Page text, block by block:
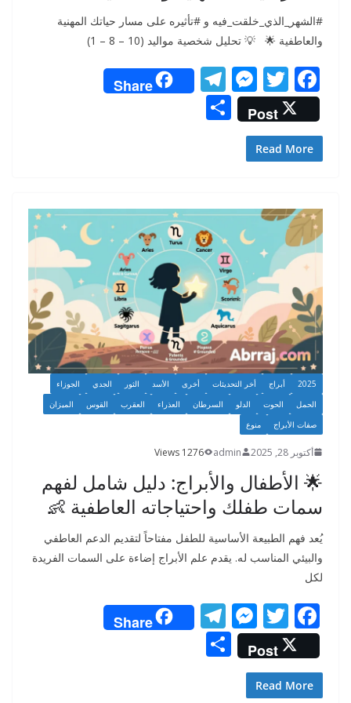
#الشهر_الذي_خلقت_فيه و #تأثيره على مسار حياتك المهنية
والعاطفية 🌟 💡 تحليل شخصية مواليد (10 – 8 – 1)
F
ac
e
b
o
k
T
w
itt
er
M
e
ss
g
er
T
el
m
Share
Post
Read More
2025 أبراج أخر التحديثات أخرى الأسد الثور الجدي
الجوزاء
الحمل
الحوت الدلو السرطان العذراء العقرب القوس
الميزان
صفات الأبراج
منوع
أكتوبر 28, 2025 admin
1276 Views
🌟 الأطفال والأبراج: دليل شامل لفهم
سمات طفلك واحتياجاته العاطفية 👶
يُعد فهم الطبيعة الأساسية للطفل مفتاحاً لتقديم الدعم العاطفي
والبيئي المناسب له. يقدم علم الأبراج إضاءة على السمات الفريدة
لكل
F
ac
e
b
T
w
itt
er
M
e
ss
T
el
Share
Post
Read More